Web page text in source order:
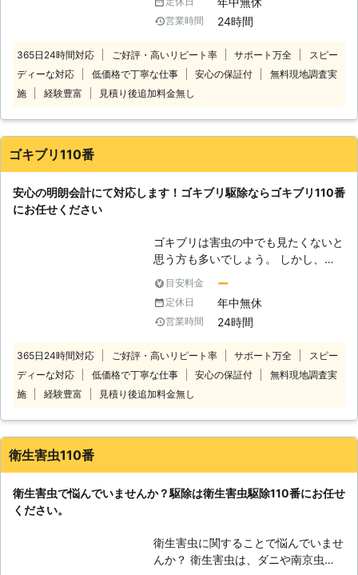
る…一回見積もりだけでもしてもらい
たい。ささいなことでも一度シロアリ
しっかりと駆除するには、出現時のみ
ならず定期的な薬剤配布による対策が
重要になってきます。シロアリ110番
い。 過去には殺虫剤の効き目が悪か
った・大群で襲われたなどといったハ
す。 刺されると腫れや痛みがひどく
なり、最悪の場合死に至ることもあり
ます。 安心安全確実にハチを撃退す
る業者に依頼するのがおすすめです。
「庭先でハチの巣を見つけた」「家の
周りにハチが飛んでいる」といったハ
す。 東京・大阪・横浜などを始め全
国の多くの加盟店と提携しております
ので、日本全国での対応が可能です。
すので、ハチ110番をよろしくお願い
します！ 【圧倒的満足度獲得！】 お
110番は「駆除対応満足度94%」を獲
得しました！ ※弊社受付の満足度調査
より ただ駆除するだけでなく、再発
営業時間 24時間
365日24時間対応 ご好評・高いリピート率 サポート万全
スピー
ディーな対応
低価格で丁寧な仕事 安心の保証付
無料現地調査実
施
経験豊富 見積り後追加料金無し
ゴキブリ110番
安心の明朗会計にて対応します！ゴキブリ駆除ならゴキブリ110番
にお任せください
ゴキブリは害虫の中でも見たくないと
思う方も多いでしょう。 しかし、長
年暮らしていれば一度はゴキブリと遭
遇することもあるかと思います。 も
しそのようにゴキブリをお家で見つけ
てしまったら、新たに繁殖して増えて
きたいものです。 ですが、本当にゴ
キブリが完全に駆除できたかどうか
は、個人の判断では中々に難しいと思
リ駆除を生業としているゴキブリ110
携しているゴキブリ駆除のスペシャリ
ストです。 お客様の困ったを解決
す。 【どのような場所でも駆け付け
ます！】 一戸建てやマンションはも
目安料金 ー
定休日 年中無休
営業時間 24時間
365日24時間対応 ご好評・高いリピート率 サポート万全
スピー
ディーな対応
低価格で丁寧な仕事 安心の保証付
無料現地調査実
施
経験豊富 見積り後追加料金無し
衛生害虫110番
衛生害虫で悩んでいませんか？駆除は衛生害虫駆除110番にお任せ
ください。
衛生害虫に関することで悩んでいませ
んか？ 衛生害虫は、ダニや南京虫な